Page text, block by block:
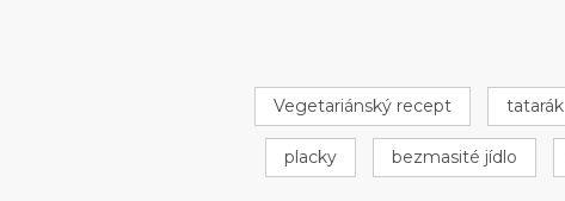
Vegetariánský recept tatarák
placky bezmasité jídlo